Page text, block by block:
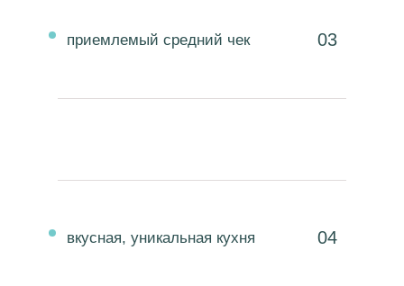
приемлемый средний чек 03
вкусная, уникальная кухня 04